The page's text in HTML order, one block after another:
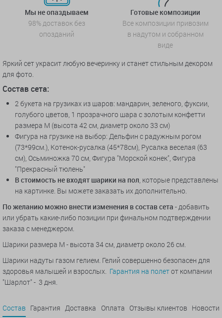
Мы не опаздываем
98% доставок без
опозданий
Готовые композиции
Все композиции привозим
в надутом и собранном
виде
Яркий сет украсит любую вечеринку и станет стильным декором
для фото.
Состав сета:
2 букета на грузиках из шаров: мандарин, зеленого, фуксии,
голубого цветов, 1 прозрачного шара с золотым конфетти
размера М (высота 42 см, диаметр около 33 см)
Фигура на грузике на выбор: Дельфин с радужным рогом
(73*99см.), Котенок-русалка (45*78см), Русалка веселая (63
см), Осьминожка 70 см, Фигура "Морской конек", Фигура
"Прекрасный тюлень"
В стоимость не входят шарики на пол, которые представлены
на картинке. Вы можете заказать их дополнительно.
По желанию можно внести изменения в состав сета - добавить
или убрать какие-либо позиции при финальном подтверждении
заказа с менеджером.
Шарики размера M - высота 34 см, диаметр около 26 см.
Шарики надуты газом гелием. Гелий совершенно безопасен для
здоровья малышей и взрослых. Гарантия на полетот компании
"Шарлот" - 3 дня.
Состав Гарантия Доставка Оплата Отзывы клиентов Новости